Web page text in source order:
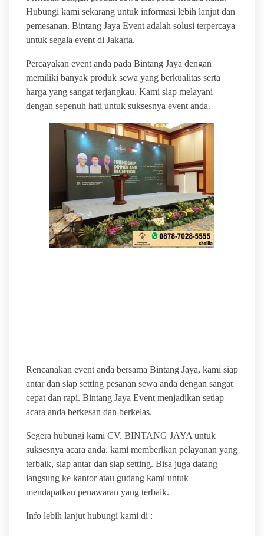
Hubungi kami sekarang untuk informasi lebih lanjut dan
pemesanan. Bintang Jaya Event adalah solusi terpercaya
untuk segala event di Jakarta.
Percayakan event anda pada Bintang Jaya dengan
memiliki banyak produk sewa yang berkualitas serta
harga yang sangat terjangkau. Kami siap melayani
dengan sepenuh hati untuk suksesnya event anda.
Rencanakan event anda bersama Bintang Jaya, kami siap
antar dan siap setting pesanan sewa anda dengan sangat
cepat dan rapi. Bintang Jaya Event menjadikan setiap
acara anda berkesan dan berkelas.
Segera hubungi kami CV. BINTANG JAYA untuk
suksesnya acara anda. kami memberikan pelayanan yang
terbaik, siap antar dan siap setting. Bisa juga datang
langsung ke kantor atau gudang kami untuk
mendapatkan penawaran yang terbaik.
Info lebih lanjut hubungi kami di :